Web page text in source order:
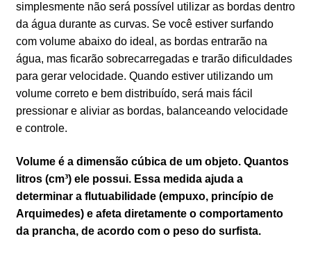
simplesmente não será possível utilizar as bordas dentro
da água durante as curvas. Se você estiver surfando
com volume abaixo do ideal, as bordas entrarão na
água, mas ficarão sobrecarregadas e trarão dificuldades
para gerar velocidade. Quando estiver utilizando um
volume correto e bem distribuído, será mais fácil
pressionar e aliviar as bordas, balanceando velocidade
e controle.
Volume é a dimensão cúbica de um objeto. Quantos
litros (cm³) ele possui. Essa medida ajuda a
determinar a flutuabilidade (empuxo, princípio de
Arquimedes) e afeta diretamente o comportamento
da prancha, de acordo com o peso do surfista.